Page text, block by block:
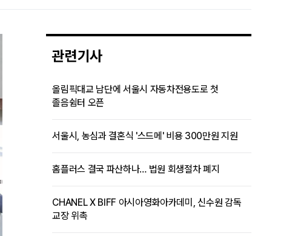
관련기사
올림픽대교 남단에 서울시 자동차전용도로 첫
졸음쉼터 오픈
서울시, 농심과 결혼식 '스드메' 비용 300만원 지원
홈플러스 결국 파산하나… 법원 회생절차 폐지
CHANEL X BIFF 아시아영화아카데미, 신수원 감독
교장 위촉